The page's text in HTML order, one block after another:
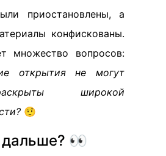
приостановлены, а
конфискованы.
множество вопросов:
открытия не могут
широкой
🤨
👀